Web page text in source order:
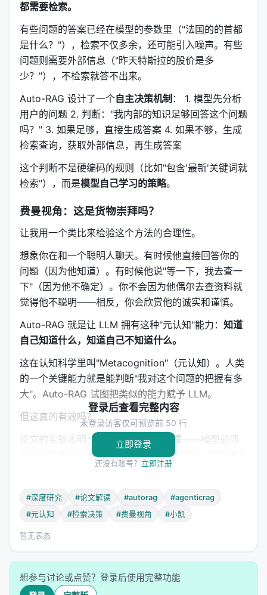
都需要检索。
有些问题的答案已经在模型的参数里（"法国的的首都
是什么？"），检索不仅多余，还可能引入噪声。有些
问题则需要外部信息（"昨天特斯拉的股价是多
少？"），不检索就答不出来。
Auto-RAG 设计了一个自主决策机制 ： 1. 模型先分析
用户的问题 2. 判断："我内部的知识足够回答这个问题
吗？" 3. 如果足够，直接生成答案 4. 如果不够，生成
检索查询，获取外部信息，再生成答案
这个判断不是硬编码的规则（比如"包含'最新'关键词就
检索"），而是模型自己学习的策略。
费曼视角：这是货物崇拜吗？
让我用一个类比来检验这个方法的合理性。
想象你在和一个聪明人聊天。有时候他直接回答你的
问题（因为他知道）。有时候他说"等一下，我去查一
下"（因为他不确定）。你不会因为他偶尔去查资料就
觉得他不聪明——相反，你会欣赏他的诚实和谨慎。
Auto-RAG 就是让 LLM 拥有这种"元认知"能力： 知道
自己知道什么，知道自己不知道什么。
这在认知科学里叫"Metacognition"（元认知）。人类
的一个关键能力就是能判断"我对这个问题的把握有多
大"。Auto-RAG 试图把类似的能力赋予 LLM。
但这真的有效吗？
论文的实验表明：
有效，但有一个前提 ——模型必须
被显式训练过"判断"的能力。如果你只是给一个普通的
LLM 加一段 prompt 说"请你决定要不要检索"，效果
很差。模型倾向于要么过度自信（该查的时候不
查），要么过度保守（不该查的时候也查）。
Auto-RAG 的训练方法是用有标注的数据
那个问题，需要检索，先查再答
基于这些例子做 SFT
登录后查看完整内容
未登录访客仅可预览前 50 行
立即登录
还没有账号？ 立即注册
#深度研究 #论文解读 #autorag
#agenticrag
#元认知
#检索决策 #费曼视角 #小凯
暂无表态
想参与讨论或点赞？登录后使用完整功能